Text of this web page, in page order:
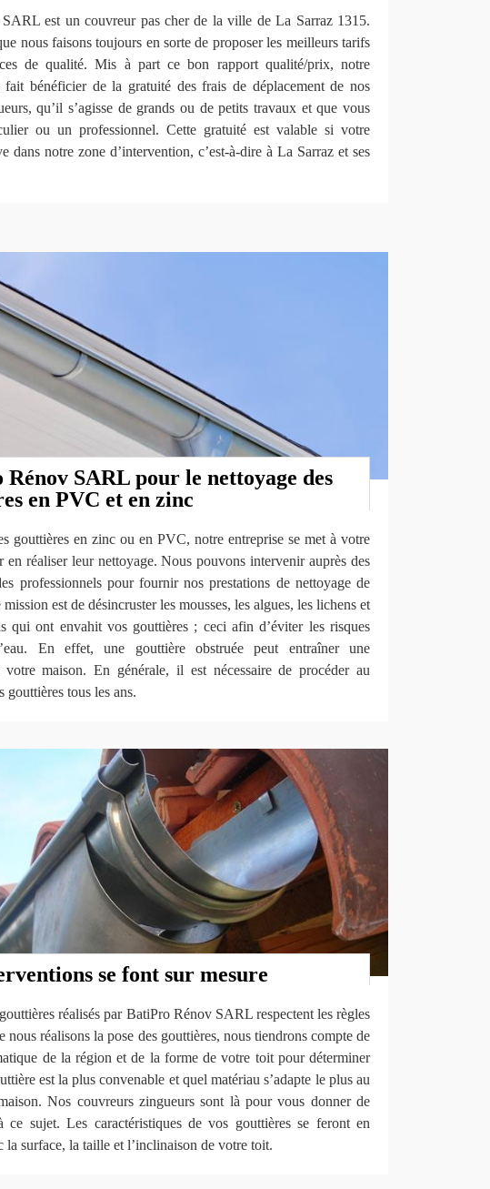
est un couvreur pas cher de la ville de La Sarraz 1315.
nous faisons toujours en sorte de proposer les meilleurs tarifs
de qualité. Mis à part ce bon rapport qualité/prix, notre
fait bénéficier de la gratuité des frais de déplacement de nos
qu’il s’agisse de grands ou de petits travaux et que vous
ou un professionnel. Cette gratuité est valable si votre
dans notre zone d’intervention, c’est-à-dire à La Sarraz et ses
SARL pour le nettoyage des
en PVC et en zinc
gouttières en zinc ou en PVC, notre entreprise se met à votre
en réaliser leur nettoyage. Nous pouvons intervenir auprès des
professionnels pour fournir nos prestations de nettoyage de
est de désincruster les mousses, les algues, les lichens et
qui ont envahit vos gouttières ; ceci afin d’éviter les risques
En effet, une gouttière obstruée peut entraîner une
votre maison. En générale, il est nécessaire de procéder au
gouttières tous les ans.
se font sur mesure
réalisés par BatiPro Rénov SARL respectent les règles
nous réalisons la pose des gouttières, nous tiendrons compte de
de la région et de la forme de votre toit pour déterminer
est la plus convenable et quel matériau s’adapte le plus au
Nos couvreurs zingueurs sont là pour vous donner de
ce sujet. Les caractéristiques de vos gouttières se feront en
la surface, la taille et l’inclinaison de votre toit.